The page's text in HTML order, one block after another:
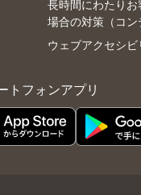
長時間にわたり
場合の対策（コン
ウェブアクセシビ
トフォンアプリ